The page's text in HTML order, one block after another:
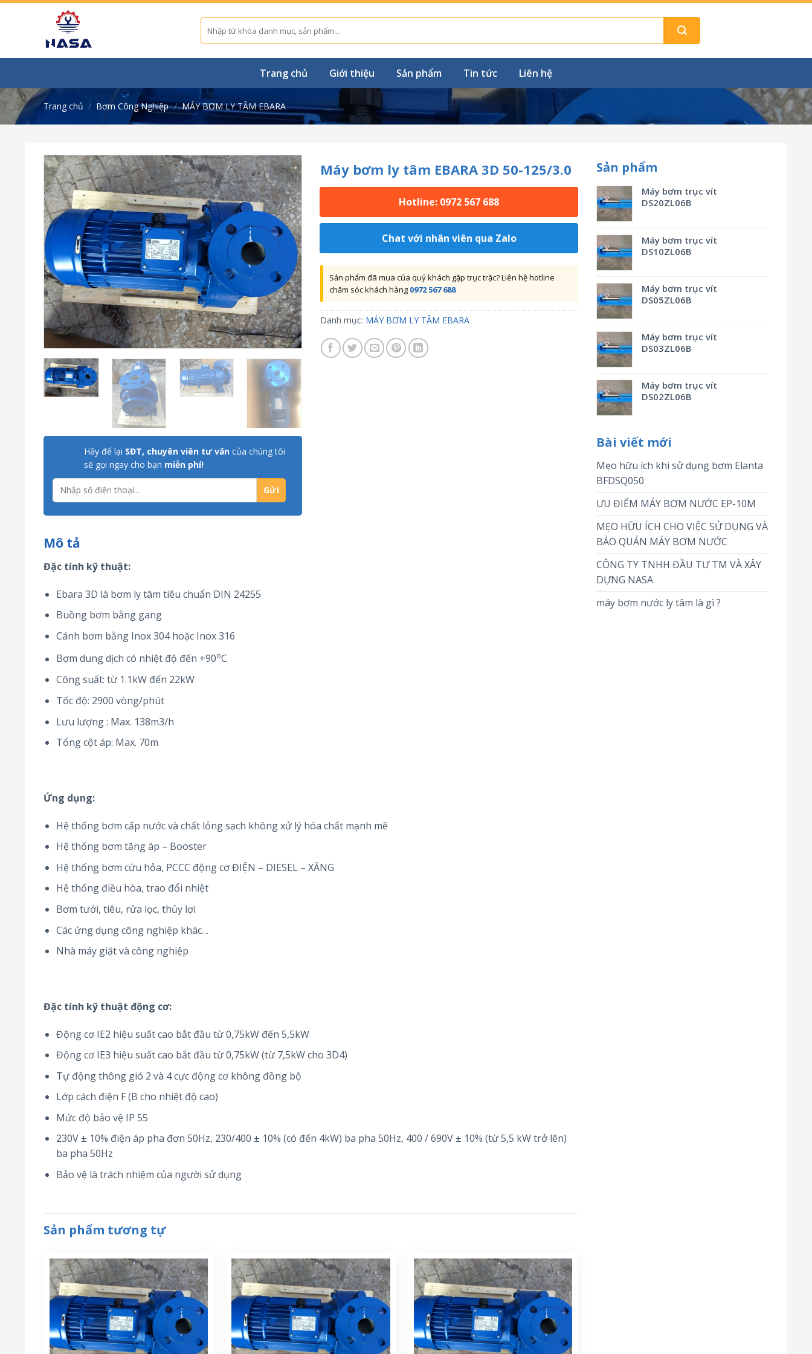
Skip
Tìm
kiếm:
Trang chủ Giới thiệu Sản phẩm Tin tức Liên hệ
Trang chủ / Bơm Công Nghiệp / MÁY BƠM LY TÂM EBARA
Sản phẩm
Máy bơm trục vít
DS20ZL06B
Máy bơm trục vít
DS10ZL06B
Máy bơm trục vít
DS05ZL06B
Máy bơm trục vít
DS03ZL06B
Máy bơm trục vít
DS02ZL06B
Bài viết mới
Mẹo hữu ích khi sử dụng bơm Elanta
BFDSQ050
ƯU ĐIỂM MÁY BƠM NƯỚC EP-10M
MẸO HỮU ÍCH CHO VIỆC SỬ DỤNG VÀ
BẢO QUẢN MÁY BƠM NƯỚC
CÔNG TY TNHH ĐẦU TƯ TM VÀ XÂY
DỰNG NASA
máy bơm nước ly tâm là gì ?
Hãy để lại SĐT, chuyên viên tư vấn của chúng tôi
sẽ gọi ngay cho bạn miễn phí!
Máy bơm ly tâm EBARA 3D 50-125/3.0
Hotline: 0972 567 688
Chat với nhân viên qua Zalo
Sản phẩm đã mua của quý khách gặp trục trặc? Liên hệ hotline
chăm sóc khách hàng 0972 567 688
Danh mục: MÁY BƠM LY TÂM EBARA
Mô tả
Đặc tính kỹ thuật:
Ebara 3D là bơm ly tâm tiêu chuẩn DIN 24255
Buồng bơm bằng gang
Cánh bơm bằng Inox 304 hoặc Inox 316
Bơm dung dịch có nhiệt độ đến +90oC
Công suất: từ 1.1kW đến 22kW
Tốc độ: 2900 vòng/phút
Lưu lượng : Max. 138m3/h
Tổng cột áp: Max. 70m
Ứng dụng:
Hệ thống bơm cấp nước và chất lỏng sạch không xử lý hóa chất mạnh mẽ
Hệ thống bơm tăng áp – Booster
Hệ thống bơm cứu hỏa, PCCC động cơ ĐIỆN – DIESEL – XĂNG
Hệ thống điều hòa, trao đổi nhiệt
Bơm tưới, tiêu, rửa lọc, thủy lợi
Các ứng dụng công nghiệp khác…
Nhà máy giặt và công nghiệp
Đặc tính kỹ thuật động cơ:
Động cơ IE2 hiệu suất cao bắt đầu từ 0,75kW đến 5,5kW
Động cơ IE3 hiệu suất cao bắt đầu từ 0,75kW (từ 7,5kW cho 3D4)
Tự động thông gió 2 và 4 cực động cơ không đồng bộ
Lớp cách điện F (B cho nhiệt độ cao)
Mức độ bảo vệ IP 55
230V ± 10% điện áp pha đơn 50Hz, 230/400 ± 10% (có đến 4kW) ba pha 50Hz, 400 / 690V ± 10% (từ 5,5 kW trở lên)
ba pha 50Hz
Bảo vệ là trách nhiệm của người sử dụng
Sản phẩm tương tự